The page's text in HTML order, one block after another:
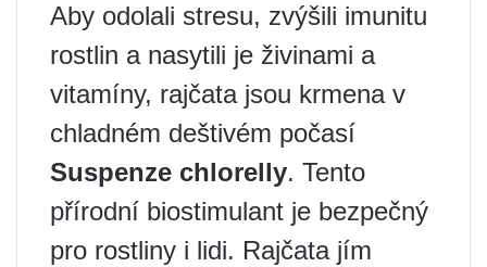
Aby odolali stresu, zvýšili imunitu
rostlin a nasytili je živinami a
vitamíny, rajčata jsou krmena v
chladném deštivém počasí
Suspenze chlorelly. Tento
přírodní biostimulant je bezpečný
pro rostliny i lidi. Rajčata jím